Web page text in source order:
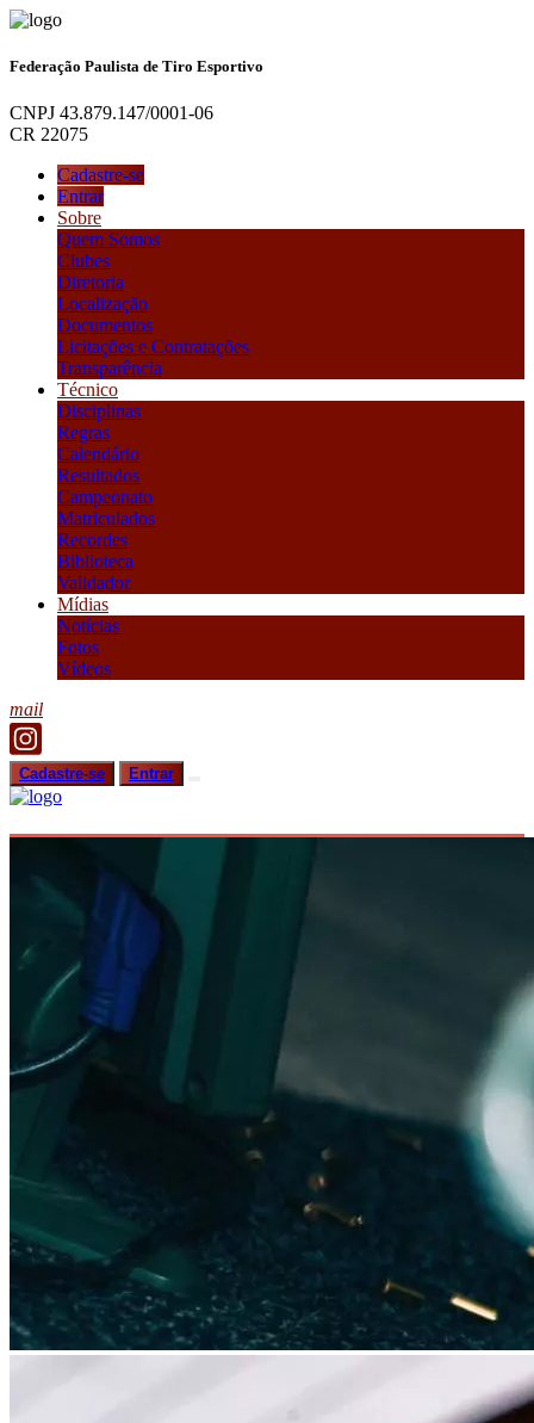
Federação Paulista de Tiro Esportivo
CNPJ 43.879.147/0001-06
CR 22075
Cadastre-se
Entrar
Sobre
Quem Somos
Clubes
Diretoria
Localização
Documentos
Licitações e Contratações
Transparência
Técnico
Disciplinas
Regras
Calendário
Resultados
Campeonato
Matriculados
Recordes
Biblioteca
Validador
Mídias
Notícias
Fotos
Vídeos
mail
Cadastre-se Entrar